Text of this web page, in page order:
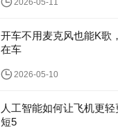
开车不用麦克风也能K歌
在车
2026-05-10
人工智能如何让飞机更
短5